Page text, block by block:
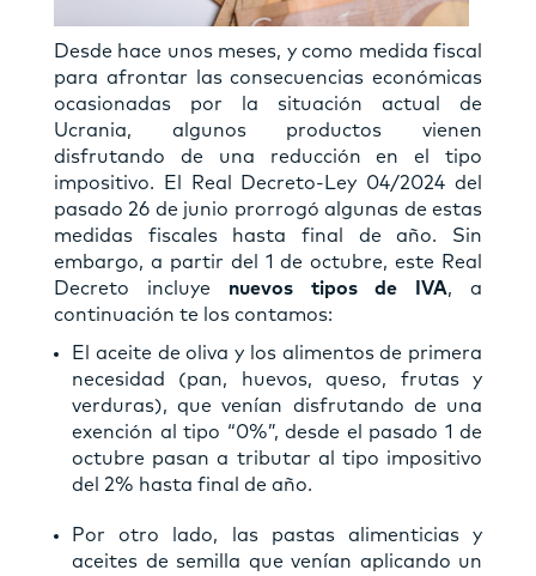
Desde hace unos meses, y como medida fiscal
para afrontar las consecuencias económicas
ocasionadas por la situación actual de
Ucrania, algunos productos vienen
disfrutando de una reducción en el tipo
impositivo. El Real Decreto-Ley 04/2024 del
pasado 26 de junio prorrogó algunas de estas
medidas fiscales hasta final de año. Sin
embargo, a partir del 1 de octubre, este Real
Decreto incluye nuevos tipos de IVA, a
continuación te los contamos:
El aceite de oliva y los alimentos de primera
necesidad (pan, huevos, queso, frutas y
verduras), que venían disfrutando de una
exención al tipo “0%”, desde el pasado 1 de
octubre pasan a tributar al tipo impositivo
del 2% hasta final de año.
Por otro lado, las pastas alimenticias y
aceites de semilla que venían aplicando un